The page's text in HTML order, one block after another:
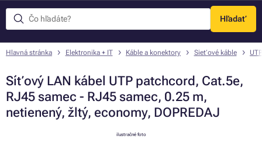
Hľadať
Menu
Hlavná stránka Elektronika + IT Káble a konektory Sieťové káble
Síťový LAN kábel UTP patchcord, Cat.5e,
RJ45 samec - RJ45 samec, 0.25 m,
netienený, žltý, economy, DOPREDAJ
ilustračné foto